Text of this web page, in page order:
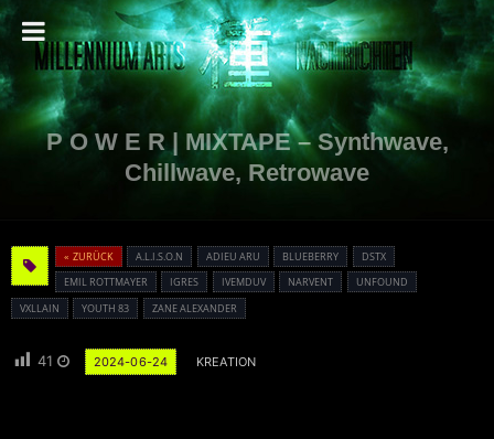
P O W E R | MIXTAPE – Synthwave,
Chillwave, Retrowave
« ZURÜCK A.L.I.S.O.N ADIEU ARU BLUEBERRY
DSTX
EMIL ROTTMAYER
IGRES IVEMDUV NARVENT
UNFOUND
VXLLAIN
YOUTH 83 ZANE ALEXANDER
41 2024-06-24 KREATION